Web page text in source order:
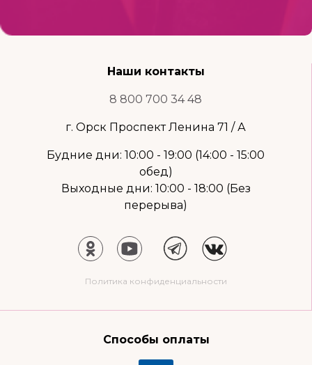
Наши контакты
8 800 700 34 48
г. Орск Проспект Ленина 71 / А
Будние дни: 10:00 - 19:00 (14:00 - 15:00
обед)
Выходные дни: 10:00 - 18:00 (Без
перерыва)
Политика конфиденциальности
Способы оплаты